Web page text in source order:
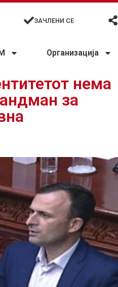
ЗАЧЛЕНИ СЕ
Организација
нема
за